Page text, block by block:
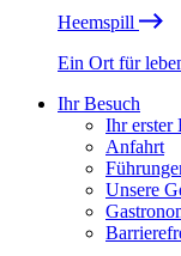
Heemspill
Ein Ort für
Ihr Besuch
Ihr erster
Anfahrt
Unsere